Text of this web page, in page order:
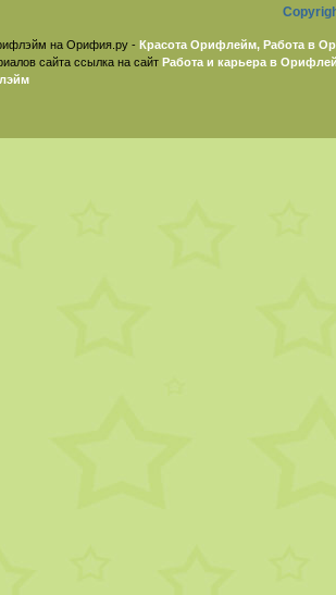
на Орифия.ру - Красота Орифлейм, Работа в
сайта ссылка на сайт Работа и карьера в